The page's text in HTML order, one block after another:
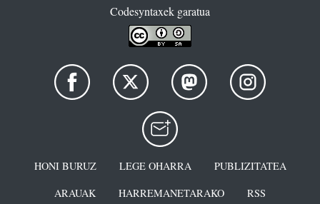
Codesyntaxek garatua
HONI BURUZ LEGE OHARRA
PUBLIZITATEA
ARAUAK
HARREMANETARAKO RSS